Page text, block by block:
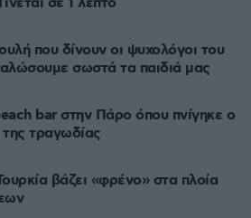
που δίνουν οι ψυχολόγοι του
σωστά τα παιδιά μας
bar στην Πάρο όπου πνίγηκε ο
τραγωδίας
βάζει «φρένο» στα πλοία